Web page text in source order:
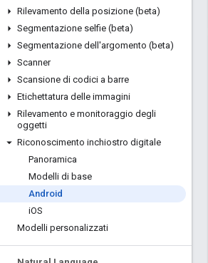
Rilevamento della posizione (beta)
Segmentazione selfie (beta)
Segmentazione dell'argomento (beta)
Scanner
Scansione di codici a barre
Etichettatura delle immagini
Rilevamento e monitoraggio degli
oggetti
Riconoscimento inchiostro digitale
Panoramica
Modelli di base
Android
iOS
Modelli personalizzati